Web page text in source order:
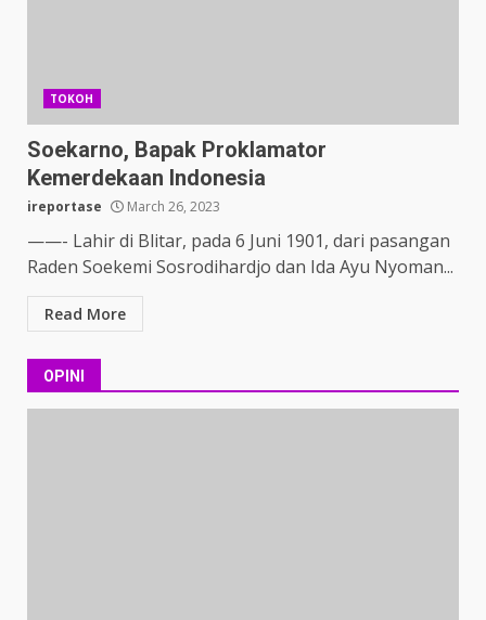
TOKOH
Soekarno, Bapak Proklamator
Kemerdekaan Indonesia
ireportase March 26, 2023
——- Lahir di Blitar, pada 6 Juni 1901, dari pasangan
Raden Soekemi Sosrodihardjo dan Ida Ayu Nyoman...
Read More
OPINI